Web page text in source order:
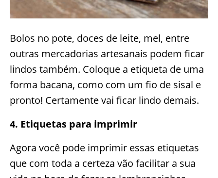
Bolos no pote, doces de leite, mel, entre
outras mercadorias artesanais podem ficar
lindos também. Coloque a etiqueta de uma
forma bacana, como com um fio de sisal e
pronto! Certamente vai ficar lindo demais.
4. Etiquetas para imprimir
Agora você pode imprimir essas etiquetas
que com toda a certeza vão facilitar a sua